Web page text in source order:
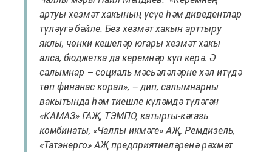
артуы хезмәт хакының үсүе һәм диведентлар
түләүгә бәйле. Без хезмәт хакын арттыру
яклы, чөнки кешеләр югары хезмәт хакы
алса, бюджетка да керемнәр күп керә. Ә
салымнар – социаль мәсьәләләрне хәл итүдә
төп финанас корал», – дип, салымнарны
вакытында һәм тиешле күләмдә түләгән
«КАМАЗ» ГАҖ, ТЭМПО, катыргы-кәгазь
комбинаты, «Чаллы икмәге» АҖ, Ремдизель,
«Татэнерго» АҖ предприятиеләренә рәхмәт